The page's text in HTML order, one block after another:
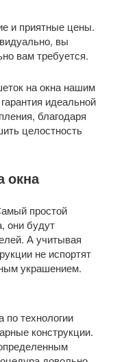
и приятные цены.
вы
вам требуется.
на окна нашим
идеальной
благодаря
целостность
окна
простой
они будут
А учитывая
не испортят
украшением.
технологии
конструкции.